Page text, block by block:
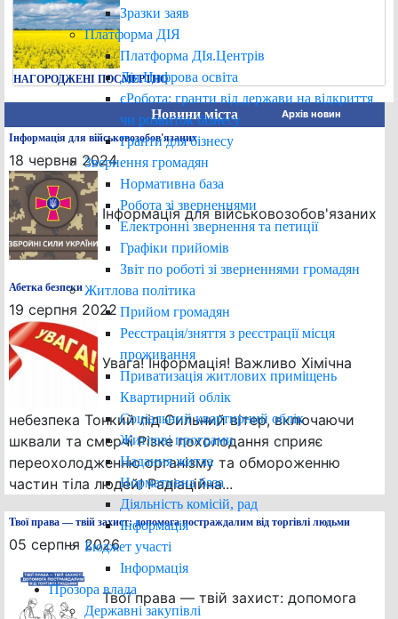
Зразки заяв
Платформа ДІЯ
Платформа ДІя.Центрів
Дія.Цифрова освіта
єРобота: гранти від держави на відкриття
чи розвиток бізнесу
Гранти для бізнесу
Звернення громадян
Нормативна база
Робота зі зверненнями
Електронні звернення та петиції
Графіки прийомів
Звіт по роботі зі зверненнями громадян
Житлова політика
Прийом громадян
Реєстрація/зняття з реєстрації місця
проживання
Приватизація житлових приміщень
Квартирний облік
Соціальний квартирний облік
Житлові програми
Надання житла
Нормативна база
Діяльність комісій, рад
Інформація
Бюджет участі
Інформація
Прозора влада
Державні закупівлі
НАГОРОДЖЕНІ ПОСМЕРТНО
Архів новин
Новини міста
Інформація для військовозобов'язаних
18 червня 2024
Інформація для військовозобов'язаних
Абетка безпеки
19 серпня 2022
Увага! Інформація! Важливо Хімічна
небезпека Тонкий лід Сильний вітер, включаючи
шквали та смерчі Різке похолодання сприяє
переохолодженню організму та обмороженню
частин тіла людей! Радіаційна...
Твої права — твій захист: допомога постраждалим від торгівлі людьми
05 серпня 2026
Твої права — твій захист: допомога